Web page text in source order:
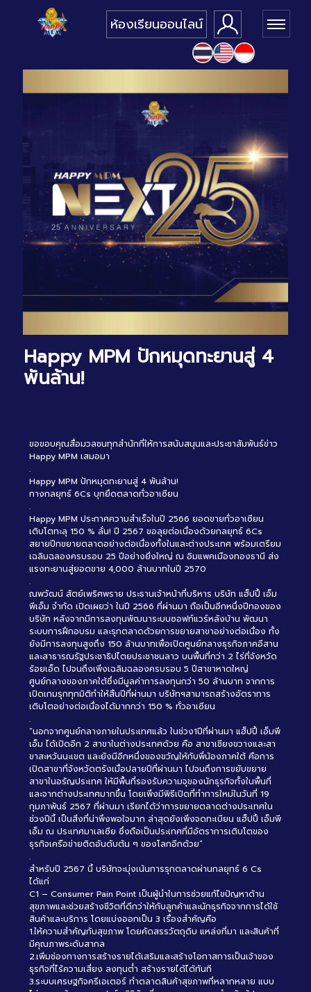
ห้องเรียนออนไลน์
Happy MPM ปักหมุดทะยานสู่ 4
พันล้าน!
ขอขอบคุณสื่อมวลชนทุกสำนักที่ให้การสนับสนุนและประชาสัมพันธ์ข่าว
Happy MPM เสมอมา
.
Happy MPM ปักหมุดทะยานสู่ 4 พันล้าน!
กางกลยุทธ์ 6Cs บุกยึดตลาดทั่วอาเซียน
.
Happy MPM ประกาศความสำเร็จในปี 2566 ยอดขายทั่วอาเซียน
เติบโตทะลุ 150 % ลั่น! ปี 2567 ขอลุยต่อเนื่องด้วยกลยุทธ์ 6Cs
สยายปีกขยายตลาดอย่างต่อเนื่องทั้งในและต่างประเทศ พร้อมเตรียม
เฉลิมฉลองครบรอบ 25 ปีอย่างยิ่งใหญ่ ณ อิมแพคเมืองทองธานี ส่ง
แรงทะยานสู่ยอดขาย 4,000 ล้านบาทในปี 2570
.
ณพวัฒน์ สัตย์เพริศพราย ประธานเจ้าหน้าที่บริหาร บริษัท แฮ็ปปี้ เอ็ม
พีเอ็ม จำกัด เปิดเผยว่า ในปี 2566 ที่ผ่านมา ถือเป็นอีกหนึ่งปีทองของ
บริษัท หลังจากมีการลงทุนพัฒนาระบบซอฟท์แวร์หลังบ้าน พัฒนา
ระบบการฝึกอบรม และรุกตลาดด้วยการขยายสาขาอย่างต่อเนื่อง ทั้ง
ยังมีการลงทุนสูงถึง 150 ล้านบาทเพื่อเปิดศูนย์กลางธุรกิจภาคอีสาน
และสาธารณรัฐประชาธิปไตยประชาชนลาว บนพื้นที่กว่า 2 ไร่ที่จังหวัด
ร้อยเอ็ด ไปจนถึงเพิ่งเฉลิมฉลองครบรอบ 5 ปีสาขาหาดใหญ่
ศูนย์กลางของภาคใต้ซึ่งมีมูลค่าการลงทุนกว่า 50 ล้านบาท จากการ
เปิดเกมรุกทุกมิติทำให้สิ้นปีที่ผ่านมา บริษัทฯสามารถสร้างอัตราการ
เติบโตอย่างต่อเนื่องได้มากกว่า 150 % ทั่วอาเซียน
.
“นอกจากศูนย์กลางภายในประเทศแล้ว ในช่วง1ปีที่ผ่านมา แฮ็ปปี้ เอ็มพี
เอ็ม ได้เปิดอีก 2 สาขาในต่างประเทศด้วย คือ สาขาเชียงขวางและสา
ขาสะหวันนะเขต และยังมีอีกหนึ่งของขวัญให้กับพี่น้องภาคใต้ คือการ
เปิดสาขาที่จังหวัดตรังเมื่อปลายปีที่ผ่านมา ไปจนถึงการขยับขยาย
สาขาในอรัญประเทศ ให้มีพื้นที่รองรับความจุของนักธุรกิจทั้งในพื้นที่
และจากต่างประเทศมากขึ้น โดยเพิ่งมีพิธีเปิดที่ทำการใหม่ในวันที่ 19
กุมภาพันธ์ 2567 ที่ผ่านมา เรียกได้ว่าการขยายตลาดต่างประเทศใน
ช่วงปีนี้ เป็นสิ่งที่น่าพึงพอใจมาก ล่าสุดยังเพิ่งจดทะเบียน แฮ็ปปี้ เอ็มพี
เอ็ม ณ ประเทศมาเลเซีย ซึ่งถือเป็นประเทศที่มีอัตราการเติบโตของ
ธุรกิจเครือข่ายติดอันดับต้น ๆ ของโลกอีกด้วย”
.
สำหรับปี 2567 นี้ บริษัทจะมุ่งเน้นการรุกตลาดผ่านกลยุทธ์ 6 Cs
ได้แก่
C1 – Consumer Pain Point เป็นผู้นำในการช่วยแก้ไขปัญหาด้าน
สุขภาพและช่วยสร้างชีวิตที่ดีกว่าให้กับลูกค้าและนักธุรกิจจากการได้ใช้
สินค้าและบริการ โดยแบ่งออกเป็น 3 เรื่องสำคัญคือ
1.ให้ความสำคัญกับสุขภาพ โดยคัดสรรวัตถุดิบ แหล่งที่มา และสินค้าที่
มีคุณภาพระดับสากล
2.เพิ่มช่องทางการสร้างรายได้เสริมและสร้างโอกาสการเป็นเจ้าของ
ธุรกิจที่ไร้ความเสี่ยง ลงทุนต่ำ สร้างรายได้ได้ทันที
3.ระบบเศรษฐกิจครีเอเตอร์ ทำตลาดสินค้าสุขภาพที่หลากหลาย แบบ